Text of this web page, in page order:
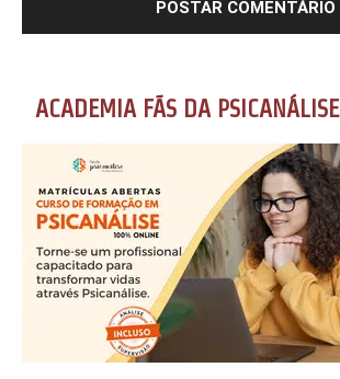
ACADEMIA FÃS DA PSICANÁLISE